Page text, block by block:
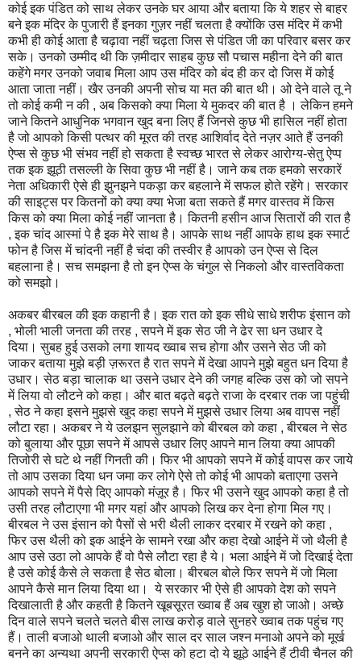
कोई इक पंडित को साथ लेकर उनके घर आया और बताया कि ये शहर से बाहर
बने इक मंदिर के पुजारी हैं इनका गुज़र नहीं चलता है क्योंकि उस मंदिर में कभी
कभी ही कोई आता है चढ़ावा नहीं चढ़ता जिस से पंडित जी का परिवार बसर कर
सके। उनको उम्मीद थी कि ज़मीदार साहब कुछ सौ पचास महीना देने की बात
कहेंगे मगर उनको जवाब मिला आप उस मंदिर को बंद ही कर दो जिस में कोई
आता जाता नहीं। खैर उनकी अपनी सोच या मत की बात थी। ओ देने वाले तू ने
तो कोई कमी न की , अब किसको क्या मिला ये मुकदर की बात है । लेकिन हमने
जाने कितने आधुनिक भगवान खुद बना लिए हैं जिनसे कुछ भी हासिल नहीं होता
है जो आपको किसी पत्थर की मूरत की तरह आशिर्वाद देते नज़र आते हैं उनकी
ऐप्स से कुछ भी संभव नहीं हो सकता है स्वच्छ भारत से लेकर आरोग्य-सेतु ऐप्प
तक इक झूठी तसल्ली के सिवा कुछ भी नहीं है। जाने कब तक हमको सरकारें
नेता अधिकारी ऐसे ही झुनझने पकड़ा कर बहलाने में सफल होते रहेंगे। सरकार
की साइट्स पर कितनों को क्या क्या भेजा बता सकते हैं मगर वास्तव में किस
किस को क्या मिला कोई नहीं जानता है। कितनी हसीन आज सितारों की रात है
, इक चांद आस्मां पे है इक मेरे साथ है। आपके साथ नहीं आपके हाथ इक स्मार्ट
फोन है जिस में चांदनी नहीं है चंदा की तस्वीर है आपको उन ऐप्स से दिल
बहलाना है। सच समझना है तो इन ऐप्स के चंगुल से निकलो और वास्तविकता
को समझो।
अकबर बीरबल की इक कहानी है। इक रात को इक सीधे साधे शरीफ इंसान को
, भोली भाली जनता की तरह , सपने में इक सेठ जी ने ढेर सा धन उधार दे
दिया। सुबह हुई उसको लगा शायद ख्वाब सच होगा और उसने सेठ जी को
जाकर बताया मुझे बड़ी ज़रूरत है रात सपने में देखा आपने मुझे बहुत धन दिया है
उधार। सेठ बड़ा चालाक था उसने उधार देने की जगह बल्कि उस को जो सपने
में लिया वो लौटने को कहा। और बात बढ़ते बढ़ते राजा के दरबार तक जा पहुंची
, सेठ ने कहा इसने मुझसे खुद कहा सपने में मुझसे उधार लिया अब वापस नहीं
लौटा रहा। अकबर ने ये उलझन सुलझाने को बीरबल को कहा , बीरबल ने सेठ
को बुलाया और पूछा सपने में आपसे उधार लिए आपने मान लिया क्या आपकी
तिजोरी से घटे थे नहीं गिनती की। फिर भी आपको सपने में कोई वापस कर जाये
तो आप उसका दिया धन जमा कर लोगे ऐसे तो कोई भी आपको बताएगा उसने
आपको सपने में पैसे दिए आपको मंज़ूर है। फिर भी उसने खुद आपको कहा है तो
उसी तरह लौटाएगा भी मगर यहां और आपको लिख कर देना होगा मिल गए।
बीरबल ने उस इंसान को पैसों से भरी थैली लाकर दरबार में रखने को कहा ,
फिर उस थैली को इक आईने के सामने रखा और कहा देखो आईने में जो थैली है
आप उसे उठा लो आपके हैं वो पैसे लौटा रहा है ये। भला आईने में जो दिखाई देता
है उसे कोई कैसे ले सकता है सेठ बोला। बीरबल बोले फिर सपने में जो मिला
आपने कैसे मान लिया दिया था। ये सरकार भी ऐसे ही आपको देश को सपने
दिखालाती है और कहती है कितने खूबसूरत ख्वाब हैं अब खुश हो जाओ। अच्छे
दिन वाले सपने चलते चलते बीस लाख करोड़ वाले सुनहरे ख्वाब तक पहुंच गए
हैं। ताली बजाओ थाली बजाओ और साल दर साल जश्न मनाओ अपने को मूर्ख
बनने का अन्यथा अपनी सरकारी ऐप्स को हटा दो ये झूठे आईने हैं टीवी चैनल की